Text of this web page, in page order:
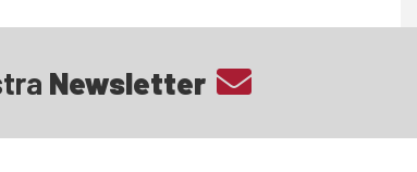
Newsletter